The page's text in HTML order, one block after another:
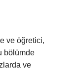
ve öğretici,
bölümde
ve